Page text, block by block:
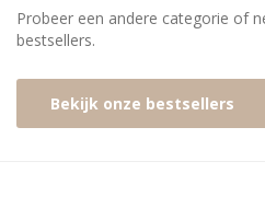
Probeer een andere categorie of
bestsellers.
Bekijk onze bestsellers